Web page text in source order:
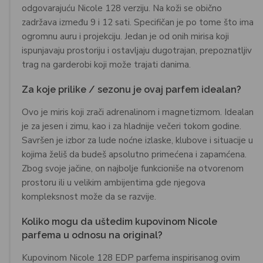
odgovarajuću Nicole 128 verziju. Na koži se obično
zadržava između 9 i 12 sati. Specifičan je po tome što ima
ogromnu auru i projekciju. Jedan je od onih mirisa koji
ispunjavaju prostoriju i ostavljaju dugotrajan, prepoznatljiv
trag na garderobi koji može trajati danima.
Za koje prilike / sezonu je ovaj parfem idealan?
Ovo je miris koji zrači adrenalinom i magnetizmom. Idealan
je za jesen i zimu, kao i za hladnije večeri tokom godine.
Savršen je izbor za lude noćne izlaske, klubove i situacije u
kojima želiš da budeš apsolutno primećena i zapamćena.
Zbog svoje jačine, on najbolje funkcioniše na otvorenom
prostoru ili u velikim ambijentima gde njegova
kompleksnost može da se razvije.
Koliko mogu da uštedim kupovinom Nicole
parfema u odnosu na original?
Kupovinom Nicole 128 EDP parfema inspirisanog ovim